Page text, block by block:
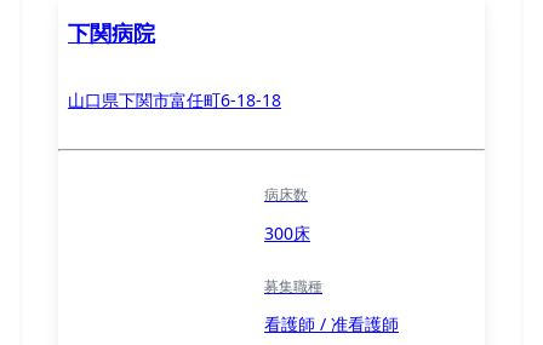
下関病院
山口県下関市富任町6-18-18
病床数
300床
募集職種
看護師 / 准看護師